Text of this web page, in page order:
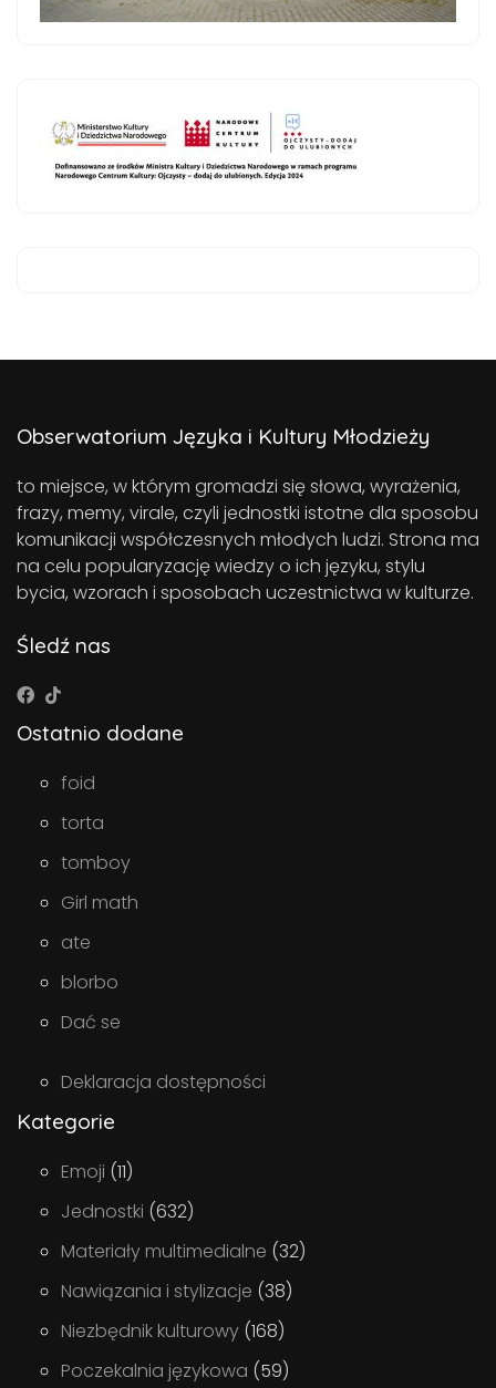
Obserwatorium Języka i Kultury Młodzieży
to miejsce, w którym gromadzi się słowa, wyrażenia,
frazy, memy, virale, czyli jednostki istotne dla sposobu
komunikacji współczesnych młodych ludzi. Strona ma
na celu popularyzację wiedzy o ich języku, stylu
bycia, wzorach i sposobach uczestnictwa w kulturze.
Śledź nas
Ostatnio dodane
foid
torta
tomboy
Girl math
ate
blorbo
Dać se
Deklaracja dostępności
Kategorie
Emoji (11)
Jednostki (632)
Materiały multimedialne (32)
Nawiązania i stylizacje (38)
Niezbędnik kulturowy (168)
Poczekalnia językowa (59)